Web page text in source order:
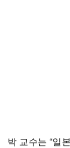
박 교수는 “일